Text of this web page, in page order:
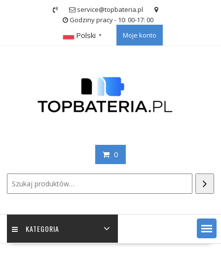
service@topbateria.pl
Godziny pracy - 10: 00-17: 00
Polski ▼ Moje konto
0
KATEGORIA